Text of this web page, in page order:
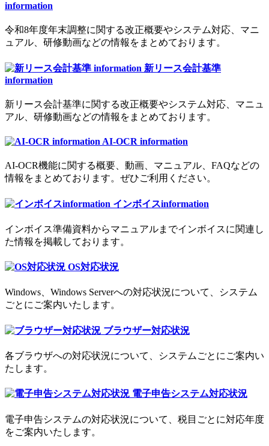
information
令和8年度年末調整に関する改正概要やシステム対応、マニ
ュアル、研修動画などの情報をまとめております。
新リース会計基準
information
新リース会計基準に関する改正概要やシステム対応、マニュ
アル、研修動画などの情報をまとめております。
AI-OCR information
AI-OCR機能に関する概要、動画、マニュアル、FAQなどの
情報をまとめております。ぜひご利用ください。
インボイスinformation
インボイス準備資料からマニュアルまでインボイスに関連し
た情報を掲載しております。
OS対応状況
Windows、Windows Serverへの対応状況について、システム
ごとにご案内いたします。
ブラウザー対応状況
各ブラウザへの対応状況について、システムごとにご案内い
たします。
電子申告システム対応状況
電子申告システムの対応状況について、税目ごとに対応年度
をご案内いたします。